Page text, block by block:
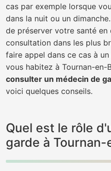
cas par exemple lorsque
dans la nuit ou un
de préserver votre santé
consultation dans les plus
faire appel dans ce cas à
vous habitez à Tournan-en-
consulter un médecin de
voici quelques conseils.
Quel est le rôle
garde à Tournan-